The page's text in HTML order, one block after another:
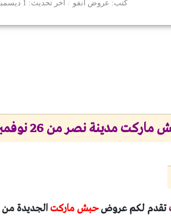
كتب عروض انفو آخر تحديث 1 ديسمبر 2020 - 12:22م
من 26 نوفمبر 2020 حتى نفاذ الكمية
تقدم لكم عروضحبش ماركتالجديدة من 26 نوفمبر 2020 وحتى نفاذ الكمية.